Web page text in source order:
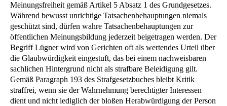
Meinungsfreiheit gemäß Artikel 5 Absatz 1 des Grundgesetzes.
Während bewusst unrichtige Tatsachenbehauptungen niemals
geschützt sind, dürfen wahre Tatsachenbehauptungen zur
öffentlichen Meinungsbildung jederzeit beigetragen werden. Der
Begriff Lügner wird von Gerichten oft als wertendes Urteil über
die Glaubwürdigkeit eingestuft, das bei einem nachweisbaren
sachlichen Hintergrund nicht als strafbare Beleidigung gilt.
Gemäß Paragraph 193 des Strafgesetzbuches bleibt Kritik
straffrei, wenn sie der Wahrnehmung berechtigter Interessen
dient und nicht lediglich der bloßen Herabwürdigung der Person